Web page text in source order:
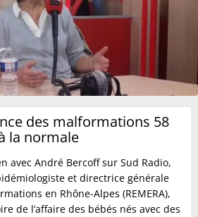
des malformations 58
la normale
avec André Bercoff sur Sud Radio,
et directrice générale
en Rhône-Alpes (REMERA),
de l’affaire des bébés nés avec des